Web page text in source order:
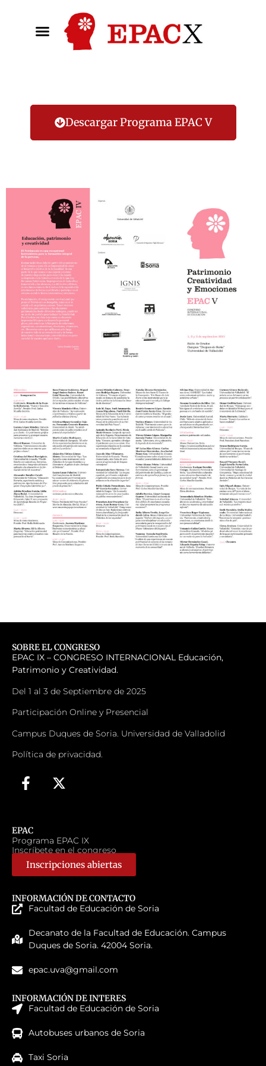
Descargar Programa EPAC V
SOBRE EL CONGRESO
EPAC IX – CONGRESO INTERNACIONAL Educación,
Patrimonio y Creatividad.
Del 1 al 3 de Septiembre de 2025
Participación Online y Presencial
Campus Duques de Soria. Universidad de Valladolid
Política de privacidad.
EPAC
Programa EPAC IX
Inscríbete en el congreso
Inscripciones abiertas
INFORMACIÓN DE CONTACTO
Facultad de Educación de Soria
Decanato de la Facultad de Educación. Campus
Duques de Soria. 42004 Soria.
epac.uva@gmail.com
INFORMACIÓN DE INTERES
Facultad de Educación de Soria
Autobuses urbanos de Soria
Taxi Soria